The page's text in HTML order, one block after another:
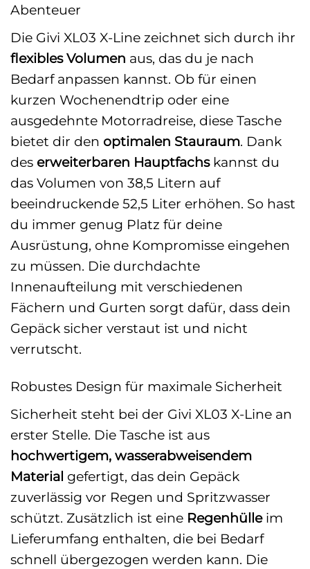
Abenteuer
Die Givi XL03 X-Line zeichnet sich durch ihr
flexibles Volumen aus, das du je nach
Bedarf anpassen kannst. Ob für einen
kurzen Wochenendtrip oder eine
ausgedehnte Motorradreise, diese Tasche
bietet dir den optimalen Stauraum. Dank
des erweiterbaren Hauptfachskannst du
das Volumen von 38,5 Litern auf
beeindruckende 52,5 Liter erhöhen. So hast
du immer genug Platz für deine
Ausrüstung, ohne Kompromisse eingehen
zu müssen. Die durchdachte
Innenaufteilung mit verschiedenen
Fächern und Gurten sorgt dafür, dass dein
Gepäck sicher verstaut ist und nicht
verrutscht.
Robustes Design für maximale Sicherheit
Sicherheit steht bei der Givi XL03 X-Line an
erster Stelle. Die Tasche ist aus
hochwertigem, wasserabweisendem
Material gefertigt, das dein Gepäck
zuverlässig vor Regen und Spritzwasser
schützt. Zusätzlich ist eine Regenhülleim
Lieferumfang enthalten, die bei Bedarf
schnell übergezogen werden kann. Die